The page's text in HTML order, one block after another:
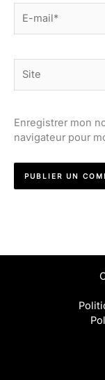
mail*
Enregistrer mon
navigateur pour